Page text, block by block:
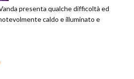
presenta qualche difficoltà ed
caldo e illuminato e